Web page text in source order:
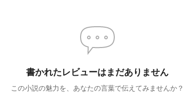
書かれたレビューはまだありません
この小説の魅力を、あなたの言葉で伝えてみませんか？